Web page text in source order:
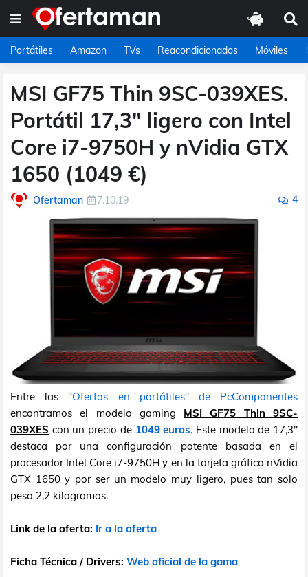
Portátiles Amazon TVs Reacondicionados Móviles
MSI GF75 Thin 9SC-039XES.
Portátil 17,3" ligero con Intel
Core i7-9750H y nVidia GTX
1650 (1049 €)
Ofertaman 7.10.19 4
Entre las "Ofertas en portátiles" de PcComponentes
encontramos el modelo gaming MSI GF75 Thin 9SC-
039XES con un precio de 1049 euros. Este modelo de 17,3"
destaca por una configuración potente basada en el
procesador Intel Core i7-9750H y en la tarjeta gráfica nVidia
GTX 1650 y por ser un modelo muy ligero, pues tan solo
pesa 2,2 kilogramos.
Link de la oferta: Ir a la oferta
Ficha Técnica / Drivers: Web oficial de la gama